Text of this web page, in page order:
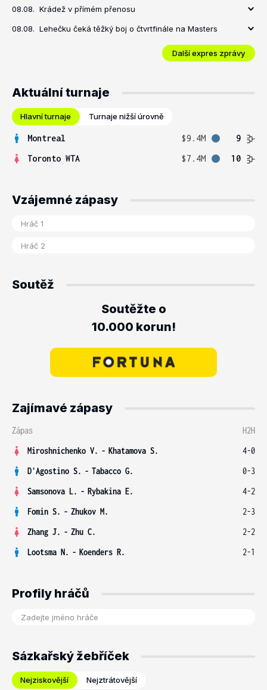
08.08. Krádež v přímém přenosu
08.08. Lehečku čeká těžký boj o čtvrtfinále na Masters
Další expres zprávy
Aktuální turnaje
Hlavní turnaje Turnaje nižší úrovně
Montreal $9.4M
9
Toronto WTA
$7.4M 10
Vzájemné zápasy
Soutěž
Soutěžte o
10.000 korun!
Zajímavé zápasy
Zápas
H2H
Miroshnichenko V. - Khatamova S.
4-0
D'Agostino S. - Tabacco G.
0-3
Samsonova L. - Rybakina E.
4-2
Fomin S. - Zhukov M.
2-3
Zhang J. - Zhu C.
2-2
Lootsma N. - Koenders R. 2-1
Profily hráčů
Sázkařský žebříček
Nejziskovější Nejztrátovější